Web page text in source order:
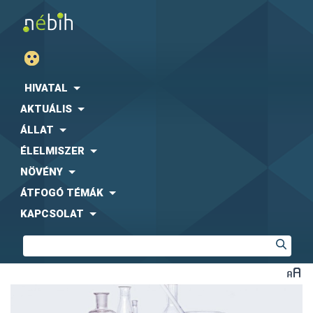
HIVATAL
AKTUÁLIS
ÁLLAT
ÉLELMISZER
NÖVÉNY
ÁTFOGÓ TÉMÁK
KAPCSOLAT